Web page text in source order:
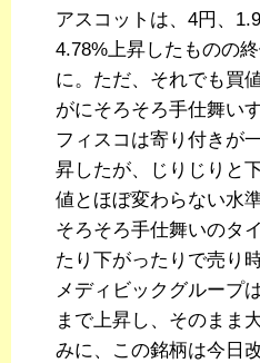
アスコットは、4円、
4.78%上昇したものの
に。ただ、それでも買
がにそろそろ手仕舞い
フィスコは寄り付きが
昇したが、じりじりと
値とほぼ変わらない水
そろそろ手仕舞いのタ
たり下がったりで売り
メディビックグループ
まで上昇し、そのまま
みに、この銘柄は今日